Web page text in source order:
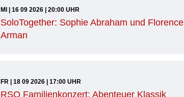
MI | 16 09 2026 | 20:00 UHR
SoloTogether: Sophie Abraham und Florence
Arman
FR | 18 09 2026 | 17:00 UHR
RSO Familienkonzert: Abenteuer Klassik